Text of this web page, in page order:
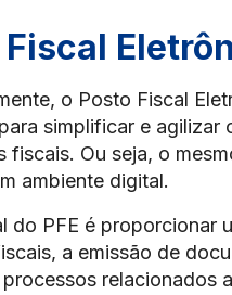
Fiscal
o Posto Fiscal
simplificar e agilizar
fiscais. Ou seja, o
ambiente digital.
do PFE é proporcionar
a emissão de
relacionados